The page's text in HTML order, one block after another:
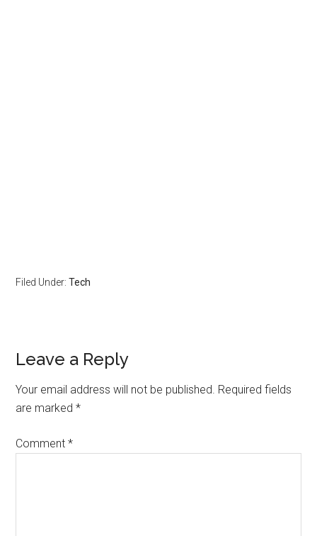
Filed Under:Tech
Leave a Reply
Your email address will not be published. Required fields
are marked*
Comment*